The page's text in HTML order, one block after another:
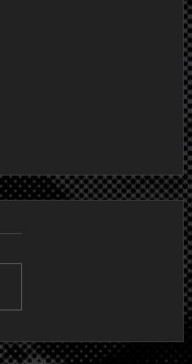
WILRIJK gaat door,